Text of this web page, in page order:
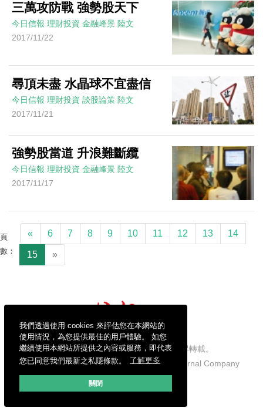
我們透過使用 cookies 來評估您在本網站的
使用情況，為您提供最佳的用戶體驗。 如您
繼續使用本網站所提供之內容或服務，即代表
您已同意我們最新之私隱條款。
了解更多
關閉
三萬攻防戰 強勢股天下
今日信報 理財投資 金融峰景 陸文
2017/11/22
尋頂未盡 水晶球不宜盡信
今日信報 理財投資 談股論策 陸文
2017/11/21
強勢股當道 升浪難斷纜
今日信報 理財投資 金融峰景 陸文
2017/11/17
頁
數：
« 6 7 8 9 10 11 12 13 14
15 »
信報財經新聞有限公司版權所有，不得轉載。
Copyright © 2026 Hong Kong Economic Journal Company
Limited. All rights reserved.